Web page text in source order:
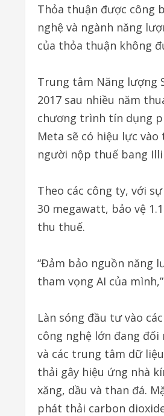
Thỏa thuận được công
nghệ và ngành năng
của thỏa thuận không
Trung tâm Năng lượng
2017 sau nhiều năm
chương trình tín dụng
Meta sẽ có hiệu lực
người nộp thuế bang
Theo các công ty, với
30 megawatt, bảo vệ
thu thuế.
“Đảm bảo nguồn năng
tham vọng AI của
Làn sóng đầu tư vào
công nghệ lớn đang
và các trung tâm dữ
thải gây hiệu ứng nhà
xăng, dầu và than đá.
phát thải carbon